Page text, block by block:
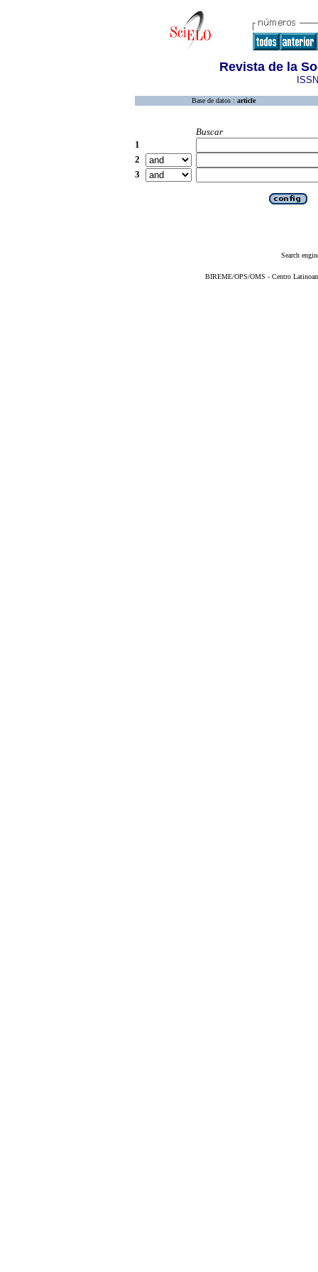
Revista de la
Base de datos : article
Buscar
1
2
3
Search
BIREME/OPS/OMS - Centro